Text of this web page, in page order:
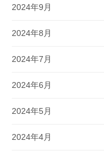
2024年9月
2024年8月
2024年7月
2024年6月
2024年5月
2024年4月